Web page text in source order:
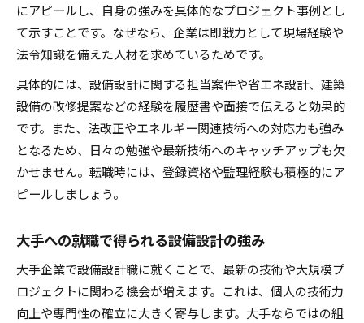
にアピールし、自身の強みを具体的なプロジェクト事例とし
て示すことです。なぜなら、企業は即戦力として現場経験や
法令知識を備えた人材を求めているためです。
具体的には、設備設計に関する担当案件や省エネ設計、建築
設備の改修提案などの経験を履歴書や面接で伝えると効果的
です。また、法改正やエネルギー関連技術への対応力も強み
となるため、日々の勉強や最新技術へのキャッチアップも欠
かせません。転職時には、登録資格や監理経験も積極的にア
ピールしましょう。
大手への就職で得られる設備設計の強み
大手企業で設備設計職に就くことで、最新の技術や大規模プ
ロジェクトに関わる機会が増えます。これは、個人の技術力
向上や専門性の確立に大きく寄与します。大手ならではの組